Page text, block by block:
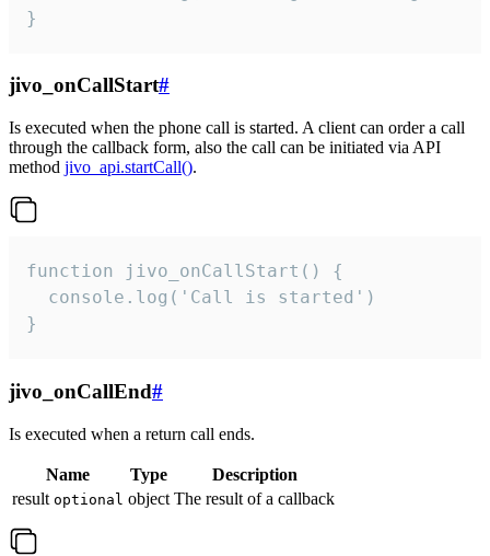
}
jivo_onCallStart#
Is executed when the phone call is started. A client can order a call
through the callback form, also the call can be initiated via API
method jivo_api.startCall().
function jivo_onCallStart() {
  console.log('Call is started')
}
jivo_onCallEnd#
Is executed when a return call ends.
Name Type
Description
result optional object The result of a callback